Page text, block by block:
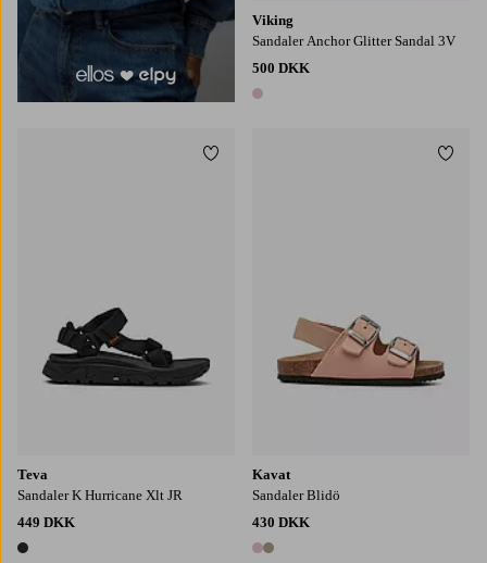
Viking
Sandaler Anchor Glitter Sandal 3V
500 DKK
1 farve
Teva
Sandaler K Hurricane Xlt JR
449 DKK
1 farve
Tilføj til favoritter
Kavat
Sandaler Blidö
430 DKK
2 farver